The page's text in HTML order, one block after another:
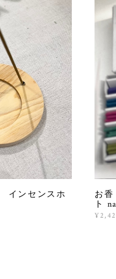
インセンスホ
お
ト